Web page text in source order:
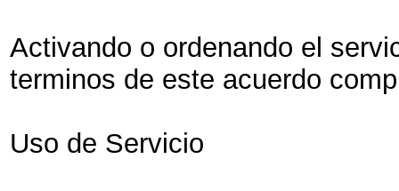
Activando o ordenando el
terminos de este acuerdo
Uso de Servicio